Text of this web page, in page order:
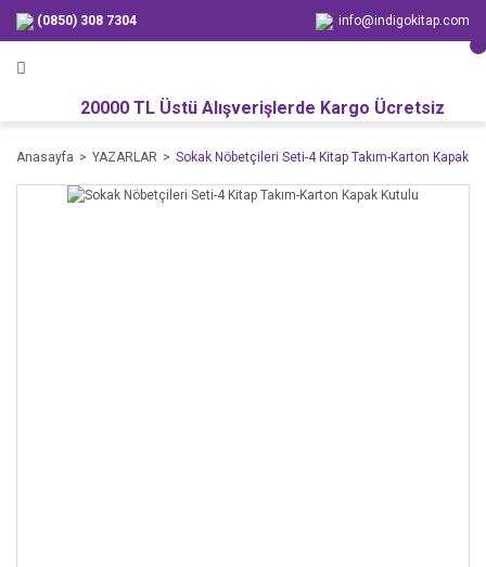
(0850) 308 7304 info@indigokitap.com
20000 TL Üstü Alışverişlerde Kargo Ücretsiz
Anasayfa YAZARLAR Sokak Nöbetçileri Seti-4 Kitap Takım-Karton Kapak